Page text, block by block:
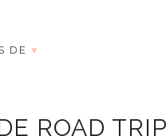
DE ♥
ROAD